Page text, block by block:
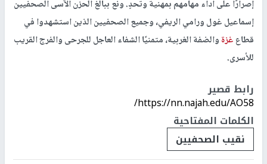
إصرارًا على أداء مهامهم بمهنية وتحدٍ. ونع ببالغ الحزن الآسى الصحفيين
إسماعيل غول ورامي الريفي، وجميع الصحفيين الذين استشهدوا في
قطاعغزةوالضفة الغربية، متمنيًا الشفاء العاجل للجرحى والفرج القريب
للأسرى.
رابط قصير
https://nn.najah.edu/AO58/
الكلمات المفتاحية
نقيب الصحفيين